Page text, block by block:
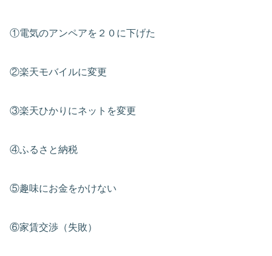
①電気のアンペアを２０に下げた
②楽天モバイルに変更
③楽天ひかりにネットを変更
④ふるさと納税
⑤趣味にお金をかけない
⑥家賃交渉（失敗）